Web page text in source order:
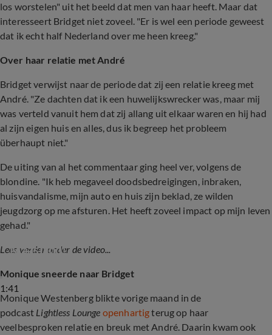
los worstelen" uit het beeld dat men van haar heeft. Maar dat
interesseert Bridget niet zoveel. "Er is wel een periode geweest
dat ik echt half Nederland over me heen kreeg."
Over haar relatie met André
Bridget verwijst naar de periode dat zij een relatie kreeg met
André. "Ze dachten dat ik een huwelijkswrecker was, maar mij
was verteld vanuit hem dat zij allang uit elkaar waren en hij had
al zijn eigen huis en alles, dus ik begreep het probleem
überhaupt niet."
De uiting van al het commentaar ging heel ver, volgens de
blondine. "Ik heb megaveel doodsbedreigingen, inbraken,
huisvandalisme, mijn auto en huis zijn beklad, ze wilden
jeugdzorg op me afsturen. Het heeft zoveel impact op mijn leven
gehad."
Lees verder onder de video...
1:41
Maasland!
Monique sneerde naar Bridget
Monique Westenberg blikte vorige maand in de
podcast Lightless Lounge openhartigterug op haar
veelbesproken relatie en breuk met André. Daarin kwam ook